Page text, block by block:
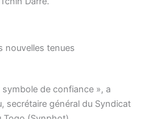
nouvelles tenues
de confiance », a
secrétaire général du Syndicat